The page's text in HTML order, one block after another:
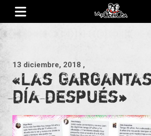
Saltar
contenido
13 diciembre, 2018 ,
«Las
día después»